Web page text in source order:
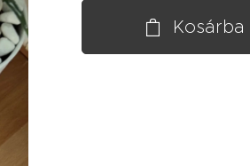
Kosárba